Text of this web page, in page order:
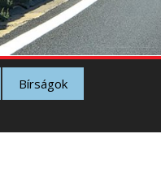
Bírságok